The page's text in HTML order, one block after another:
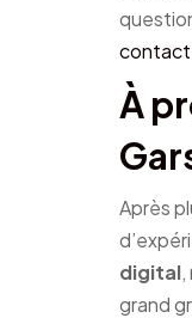
À
Après
digital
grand